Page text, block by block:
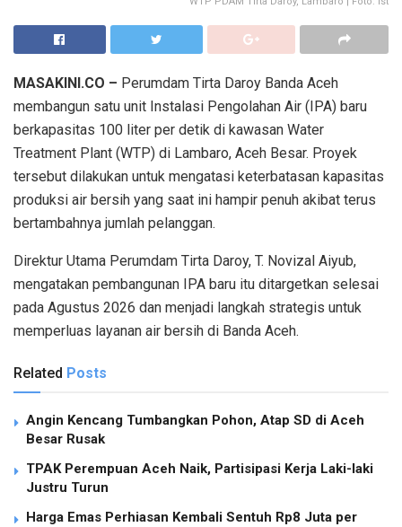
MASAKINI.CO – Perumdam Tirta Daroy Banda Aceh
membangun satu unit Instalasi Pengolahan Air (IPA) baru
berkapasitas 100 liter per detik di kawasan Water
Treatment Plant (WTP) di Lambaro, Aceh Besar. Proyek
tersebut dilakukan untuk mengatasi keterbatasan kapasitas
produksi air bersih yang saat ini hampir penuh akibat terus
bertambahnya jumlah pelanggan.
Direktur Utama Perumdam Tirta Daroy, T. Novizal Aiyub,
mengatakan pembangunan IPA baru itu ditargetkan selesai
pada Agustus 2026 dan menjadi langkah strategis untuk
memperluas layanan air bersih di Banda Aceh.
Related Posts
Angin Kencang Tumbangkan Pohon, Atap SD di Aceh
Besar Rusak
TPAK Perempuan Aceh Naik, Partisipasi Kerja Laki-laki
Justru Turun
Harga Emas Perhiasan Kembali Sentuh Rp8 Juta per